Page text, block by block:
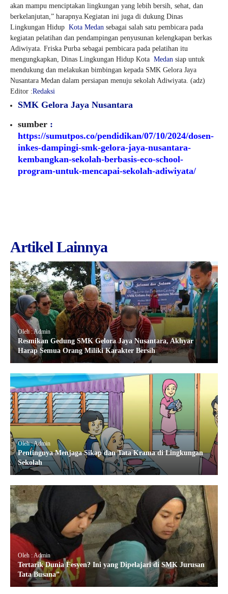
akan mampu menciptakan lingkungan yang lebih bersih, sehat, dan
berkelanjutan,” harapnya.Kegiatan ini juga di dukung Dinas
Lingkungan Hidup Kota Medan sebagai salah satu pembicara pada
kegiatan pelatihan dan pendampingan penyusunan kelengkapan berkas
Adiwiyata. Friska Purba sebagai pembicara pada pelatihan itu
mengungkapkan, Dinas Lingkungan Hidup Kota Medan siap untuk
mendukung dan melakukan bimbingan kepada SMK Gelora Jaya
Nusantara Medan dalam persiapan menuju sekolah Adiwiyata. (adz)
Editor :Redaksi
SMK Gelora Jaya Nusantara
sumber :
https://sumutpos.co/pendidikan/07/10/2024/dosen-
inkes-dampingi-smk-gelora-jaya-nusantara-
kembangkan-sekolah-berbasis-eco-school-
program-untuk-mencapai-sekolah-adiwiyata/
Artikel Lainnya
Oleh : Admin
Resmikan Gedung SMK Gelora Jaya Nusantara, Akhyar
Harap Semua Orang Miliki Karakter Bersih
Oleh : Admin
Pentingnya Menjaga Sikap dan Tata Krama di Lingkungan
Sekolah
Oleh : Admin
Tertarik Dunia Fesyen? Ini yang Dipelajari di SMK Jurusan
Tata Busana”